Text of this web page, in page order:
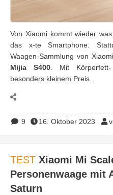
Von Xiaomi kommt wieder
das x-te Smartphone.
Waagen-Sammlung von
Mijia S400. Mit Körperfett-
besonders kleinem Preis.
9 16. Oktober 2023
TEST Xiaomi Mi
Personenwaage mit
Saturn